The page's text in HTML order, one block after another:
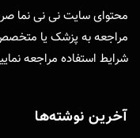
محتوای سایت نی نی نما
مراجعه به پزشک یا
شرایط استفاده مراجعه
آخرین نوشته‌ها